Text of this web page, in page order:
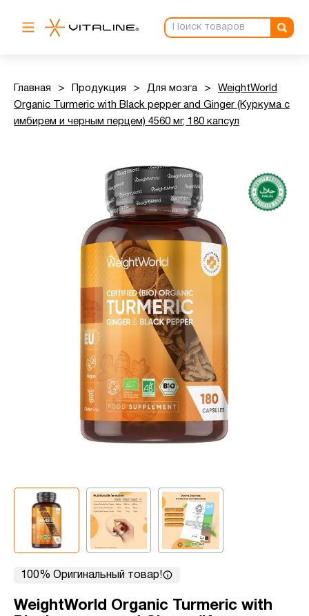
Главная > Продукция > Для мозга >
WeightWorld
Organic Turmeric with Black pepper and Ginger (Куркума с
имбирем и черным перцем) 4560 мг, 180 капсул
100% Оригинальный товар!
WeightWorld Organic Turmeric with